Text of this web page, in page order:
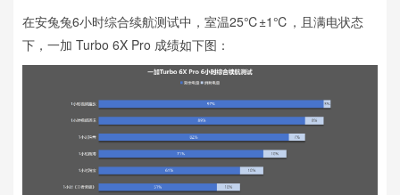
在安兔兔6小时综合续航测试中，室温25℃±1℃，且满电状态
下，一加 Turbo 6X Pro 成绩如下图：